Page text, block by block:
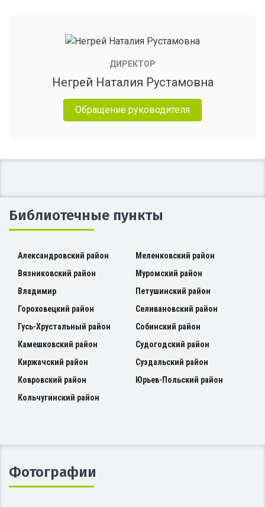
ДИРЕКТОР
Негрей Наталия Рустамовна
Обращение руководителя
Библиотечные пункты
Александровский район
Вязниковский район
Владимир
Гороховецкий район
Гусь-Хрустальный район
Камешковский район
Киржачский район
Ковровский район
Кольчугинский район
Меленковский район
Муромский район
Петушинский район
Селивановский район
Собинский район
Судогодский район
Суздальский район
Юрьев-Польский район
Фотографии